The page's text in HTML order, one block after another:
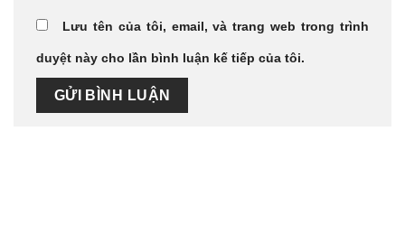
Lưu tên của tôi, email, và trang web trong trình
duyệt này cho lần bình luận kế tiếp của tôi.